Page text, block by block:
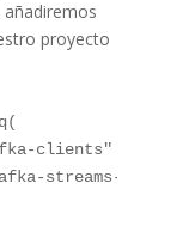
proyecto
clients" %
streams-scala"